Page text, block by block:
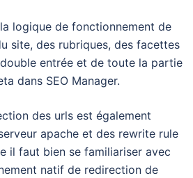
logique de fonctionnement de
site, des rubriques, des facettes
entrée et de toute la partie
dans SEO Manager.
des urls est également
apache et des rewrite rule
il faut bien se familiariser avec
natif de redirection de